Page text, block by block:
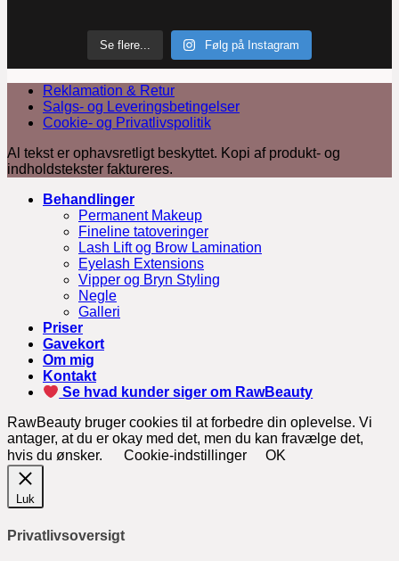
Se flere... Følg på Instagram
Reklamation & Retur
Salgs- og Leveringsbetingelser
Cookie- og Privatlivspolitik
Al tekst er ophavsretligt beskyttet. Kopi af produkt- og
indholdstekster faktureres.
Behandlinger
Permanent Makeup
Fineline tatoveringer
Lash Lift og Brow Lamination
Eyelash Extensions
Vipper og Bryn Styling
Negle
Galleri
Priser
Gavekort
Om mig
Kontakt
Se hvad kunder siger om RawBeauty
RawBeauty bruger cookies til at forbedre din oplevelse. Vi
antager, at du er okay med det, men du kan fravælge det,
hvis du ønsker.
Cookie-indstillinger OK
Luk
Privatlivsoversigt